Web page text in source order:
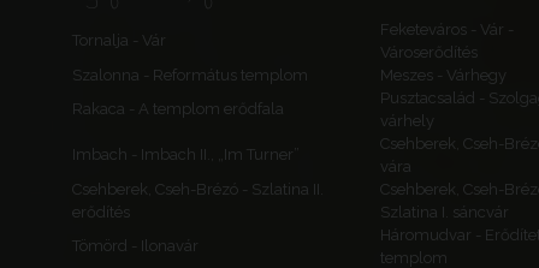
Tornalja - Vár
Feketeváros - Vár -
Városerődítés
Szalonna - Református templom
Meszes - Várhegy
Rakaca - A templom erődfala
Pusztacsalád -
várhely
Imbach - Imbach II., „Im Turner”
Csehberek, Cseh-
vára
Csehberek, Cseh-Brézó - Szlatina II.
erődítés
Csehberek, Cseh-
Szlatina I. sáncvár
Tömörd - Ilonavár
Háromudvar -
templom